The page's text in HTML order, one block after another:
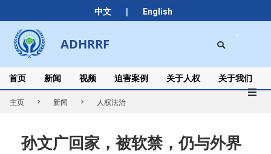
中文 | English
to
content
ADHRRF
Secondary
Navigation
Menu
首页 新闻 视频 迫害案例 关于人权 关于我们
主页 新闻 人权法治
孙文广回家，被软禁，仍与外界